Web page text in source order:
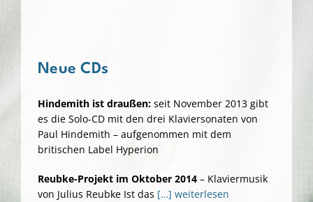
Neue CDs
Hindemith ist draußen:seit November 2013 gibt
es die Solo-CD mit den drei Klaviersonaten von
Paul Hindemith – aufgenommen mit dem
britischen Label Hyperion
Reubke-Projekt im Oktober 2014 – Klaviermusik
von Julius Reubke Ist das […] weiterlesen